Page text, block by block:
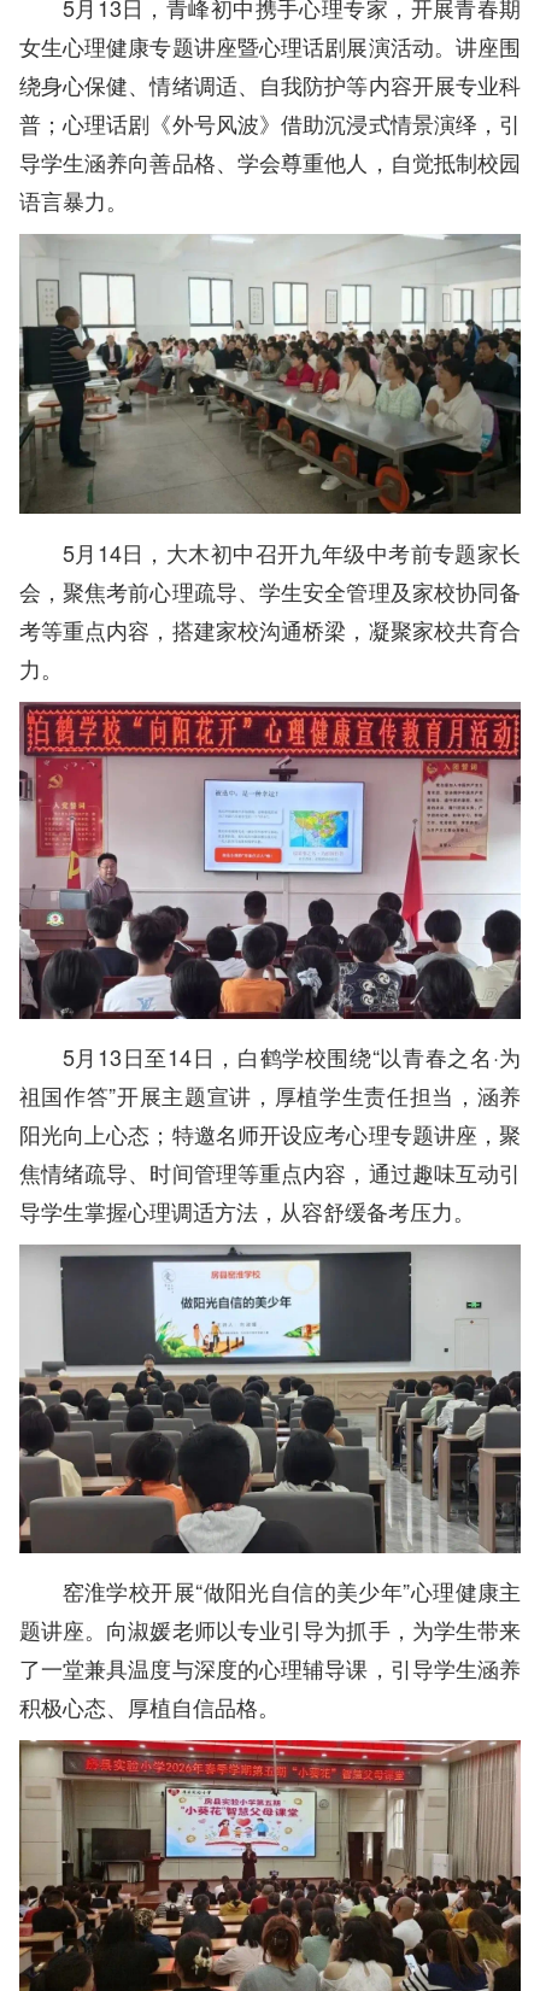
5月13日，青峰初中携手心理专家，开展青春期
女生心理健康专题讲座暨心理话剧展演活动。讲座围
绕身心保健、情绪调适、自我防护等内容开展专业科
普；心理话剧《外号风波》借助沉浸式情景演绎，引
导学生涵养向善品格、学会尊重他人，自觉抵制校园
语言暴力。
5月14日，大木初中召开九年级中考前专题家长
会，聚焦考前心理疏导、学生安全管理及家校协同备
考等重点内容，搭建家校沟通桥梁，凝聚家校共育合
力。
5月13日至14日，白鹤学校围绕“以青春之名·为
祖国作答”开展主题宣讲，厚植学生责任担当，涵养
阳光向上心态；特邀名师开设应考心理专题讲座，聚
焦情绪疏导、时间管理等重点内容，通过趣味互动引
导学生掌握心理调适方法，从容舒缓备考压力。
窑淮学校开展“做阳光自信的美少年”心理健康主
题讲座。向淑媛老师以专业引导为抓手，为学生带来
了一堂兼具温度与深度的心理辅导课，引导学生涵养
积极心态、厚植自信品格。